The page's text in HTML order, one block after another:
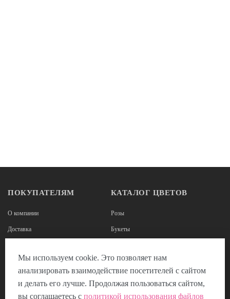
ПОКУПАТЕЛЯМ
О компании
Доставка
Наши реквизиты
КАТАЛОГ ЦВЕТОВ
Розы
Букеты
Цветы в коробках
Мы используем cookie. Это позволяет нам
анализировать взаимодействие посетителей с сайтом
и делать его лучше. Продолжая пользоваться сайтом,
вы соглашаетесь с политикой использования файлов